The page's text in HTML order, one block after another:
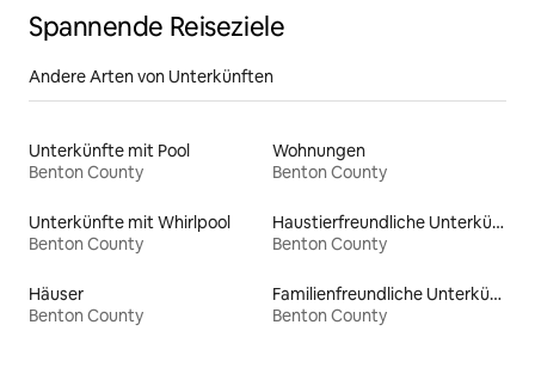
Spannende Reiseziele
Andere Arten von Unterkünften
Unterkünfte mit Pool
Benton County
Wohnungen
Benton County
Unterkünfte mit Whirlpool
Benton County
Haustierfreundliche Unterkünfte
Benton County
Häuser
Benton County
Familienfreundliche Unterkünfte
Benton County